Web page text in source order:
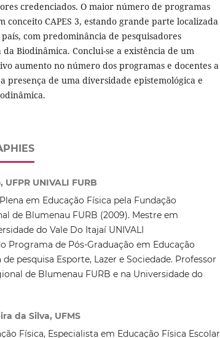
credenciados. O maior número de programas
conceito CAPES 3, estando grande parte localizada
com predominância de pesquisadores
Biodinâmica. Conclui-se a existência de um
aumento no número dos programas e docentes a
presença de uma diversidade epistemológica e
UNIVALI FURB
em Educação Física pela Fundação
de Blumenau FURB (2009). Mestre em
do Vale Do Itajaí UNIVALI
Programa de Pós-Graduação em Educação
pesquisa Esporte, Lazer e Sociedade. Professor
de Blumenau FURB e na Universidade do
da Silva, UFMS
Física, Especialista em Educação Física Escolar